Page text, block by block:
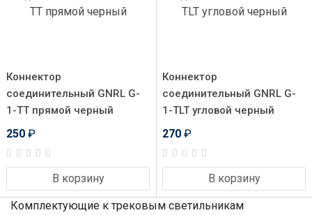
Коннектор
соединительный GNRL G-
1-TT прямой черный
250 ₽
В корзину
Коннектор
соединительный GNRL G-
1-TLT угловой черный
270 ₽
В корзину
Комплектующие к трековым светильникам